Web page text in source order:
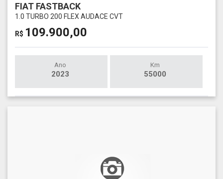
FIAT FASTBACK
1.0 TURBO 200 FLEX AUDACE CVT
R$ 109.900,00
Ano
2023
Km
55000